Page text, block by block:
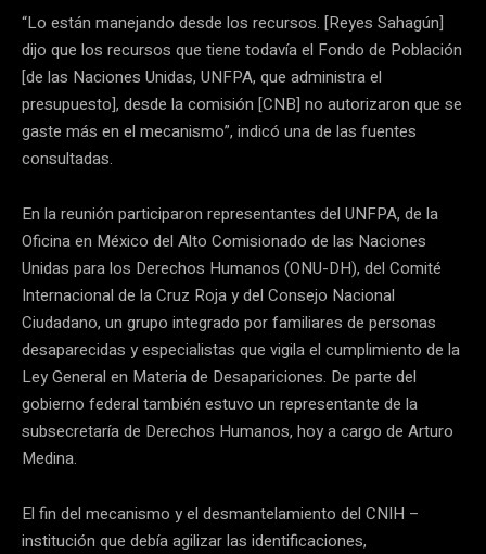
“Lo están manejando desde los recursos. [Reyes Sahagún]
dijo que los recursos que tiene todavía el Fondo de Población
[de las Naciones Unidas, UNFPA, que administra el
presupuesto], desde la comisión [CNB] no autorizaron que se
gaste más en el mecanismo”, indicó una de las fuentes
consultadas.
En la reunión participaron representantes del UNFPA, de la
Oficina en México del Alto Comisionado de las Naciones
Unidas para los Derechos Humanos (ONU-DH), del Comité
Internacional de la Cruz Roja y del Consejo Nacional
Ciudadano, un grupo integrado por familiares de personas
desaparecidas y especialistas que vigila el cumplimiento de la
Ley General en Materia de Desapariciones. De parte del
gobierno federal también estuvo un representante de la
subsecretaría de Derechos Humanos, hoy a cargo de Arturo
Medina.
El fin del mecanismo y el desmantelamiento del CNIH –
institución que debía agilizar las identificaciones,